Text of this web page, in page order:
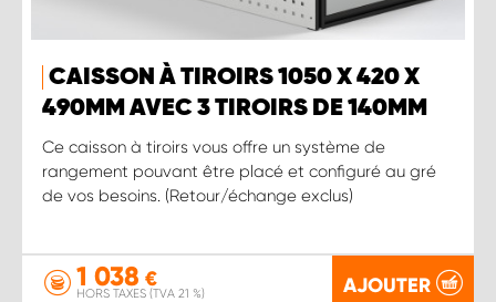
CAISSON À TIROIRS 1050 X 420 X
490MM AVEC 3 TIROIRS DE 140MM
Ce caisson à tiroirs vous offre un système de
rangement pouvant être placé et configuré au gré
de vos besoins. (Retour/échange exclus)
1 038 €
HORS TAXES (TVA 21 %) AJOUTER